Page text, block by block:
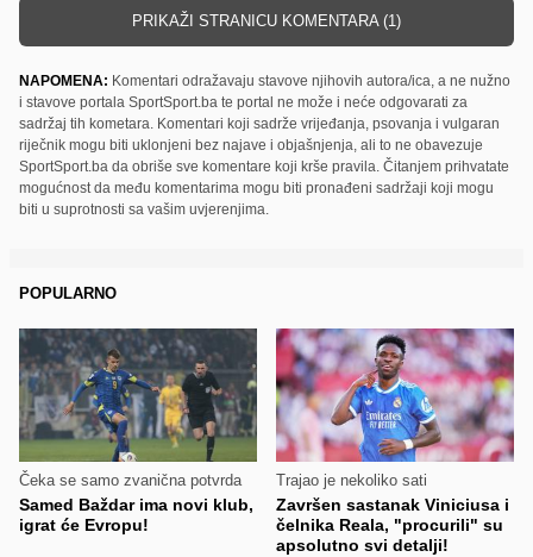
PRIKAŽI STRANICU KOMENTARA (1)
NAPOMENA: Komentari odražavaju stavove njihovih autora/ica, a ne nužno
i stavove portala SportSport.ba te portal ne može i neće odgovarati za
sadržaj tih kometara. Komentari koji sadrže vrijeđanja, psovanja i vulgaran
riječnik mogu biti uklonjeni bez najave i objašnjenja, ali to ne obavezuje
SportSport.ba da obriše sve komentare koji krše pravila. Čitanjem prihvatate
mogućnost da među komentarima mogu biti pronađeni sadržaji koji mogu
biti u suprotnosti sa vašim uvjerenjima.
POPULARNO
Čeka se samo zvanična potvrda
Samed Baždar ima novi klub,
igrat će Evropu!
Trajao je nekoliko sati
Završen sastanak Viniciusa i
čelnika Reala, "procurili" su
apsolutno svi detalji!